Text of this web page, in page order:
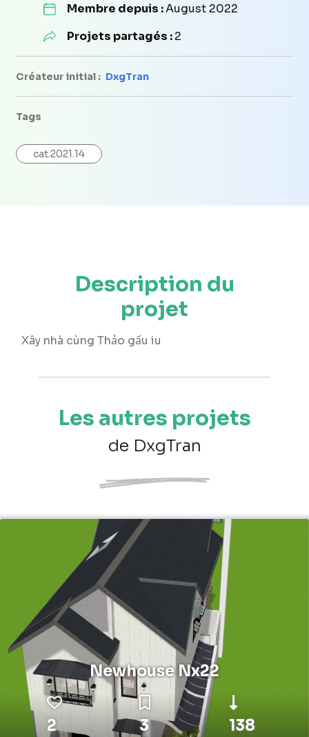
Membre depuis :August 2022
Projets partagés :2
Créateur initial : DxgTran
Tags
cat.2021.14
Description du
projet
Xây nhà cùng Thảo gấu iu
Les autres projets
de DxgTran
Newhouse Nx22
2 3 138